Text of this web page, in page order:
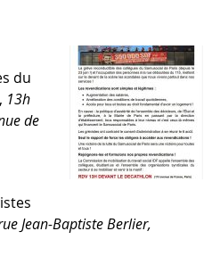
du
13h
de
Jean-​Baptiste Berlier,